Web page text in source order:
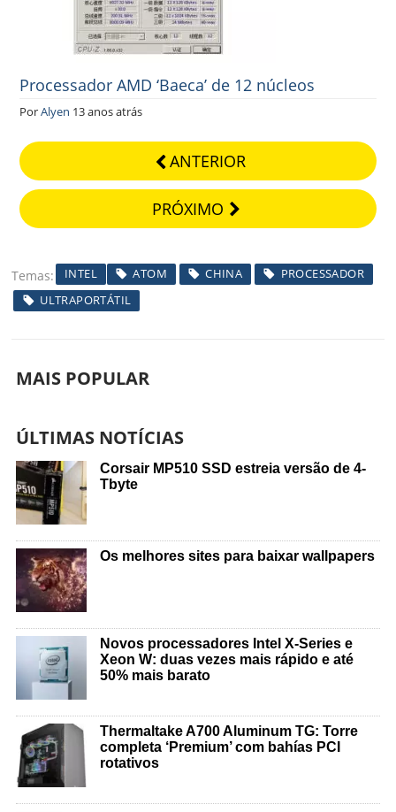
Processador AMD ‘Baeca’ de 12 núcleos
PorAlyen 13 anos atrás
ANTERIOR
PRÓXIMO
Temas INTEL ATOM CHINA
PROCESSADOR
ULTRAPORTÁTIL
MAIS POPULAR
ÚLTIMAS NOTÍCIAS
Corsair MP510 SSD estreia versão de 4-
Tbyte
Os melhores sites para baixar wallpapers
Novos processadores Intel X-Series e
Xeon W: duas vezes mais rápido e até
50% mais barato
Thermaltake A700 Aluminum TG: Torre
completa ‘Premium’ com bahías PCI
rotativos